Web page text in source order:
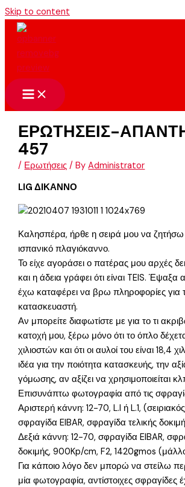
Skip to content
ΕΡΩΤΗΣΕΙΣ-
457
/ Ερωτήσεις / ByAdministrator
LIG ΔΙΚΑΝΝΟ
Καλησπέρα, ήρθε η σειρά μου να ζητήσω
ισπανικό πλαγιόκαννο.
Το είχε αγοράσει ο πατέρας μου αρχές
και η άδεια γράφει ότι είναι TEIS.
έχω καταφέρει να βρω πληροφορίες για
κατασκευαστή.
Αν μπορείτε διαφωτίστε με για το τι
κατοχή μου, ξέρω μόνο ότι το όπλο
χιλιοστών και ότι οι αυλοί του είναι 18,4
ιδέα για την ποιότητα κατασκευής, την
γόμωσης, αν αξίζει να χρησιμοποιείται
Επισυνάπτω φωτογραφία από τις
Αριστερή κάννη: 12-70, L.I ή L.1,
σφραγίδα EIBAR, σφραγίδα τελικής
Δεξιά κάννη: 12-70, σφραγίδα EIBAR,
δοκιμής, 900Kp/cm, F2, 1420gmos
Για κάποιο λόγο δεν μπορώ να στείλω
μία φωτογραφία, αντίστοιχες σφραγίδες